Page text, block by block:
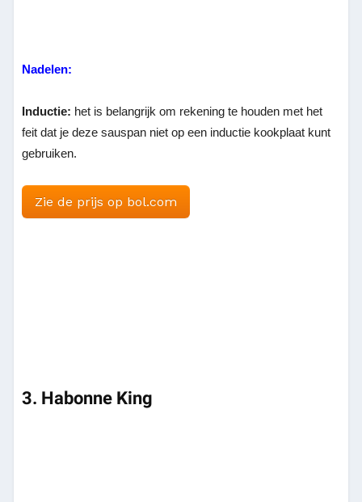
Nadelen:
Inductie: het is belangrijk om rekening te houden met het
feit dat je deze sauspan niet op een inductie kookplaat kunt
gebruiken.
Zie de prijs op bol.com
3. Habonne King